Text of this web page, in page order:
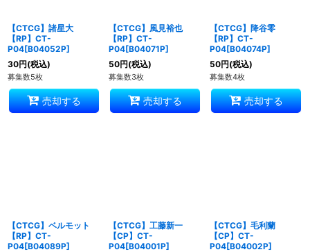
【CTCG】諸星大
【RP】CT-
P04[B04052P]
30円(税込)
募集数5枚
売却する
【CTCG】風見裕也
【RP】CT-
P04[B04071P]
50円(税込)
募集数3枚
売却する
【CTCG】降谷零
【RP】CT-
P04[B04074P]
50円(税込)
募集数4枚
売却する
【CTCG】ベルモット
【RP】CT-
P04[B04089P]
【CTCG】工藤新一
【CP】CT-
P04[B04001P]
【CTCG】毛利蘭
【CP】CT-
P04[B04002P]